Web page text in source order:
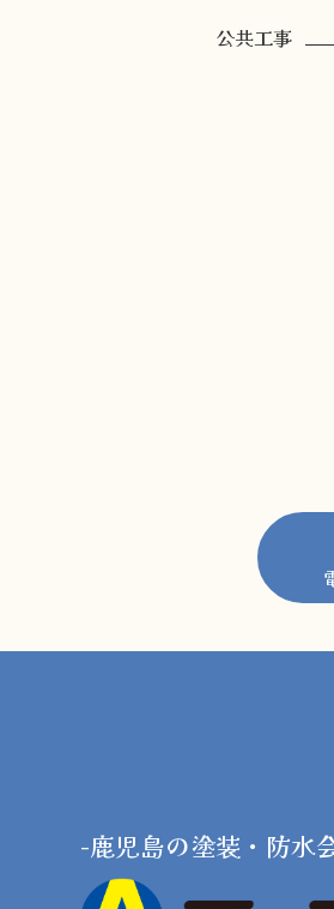
公共工事
-鹿児島の塗装・防水